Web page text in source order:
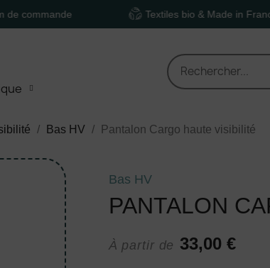
Textiles bio & Made in France
Bas HV Pantalon Cargo haute visibilité
Bas HV
PANTALON
À partir de 33,00 €